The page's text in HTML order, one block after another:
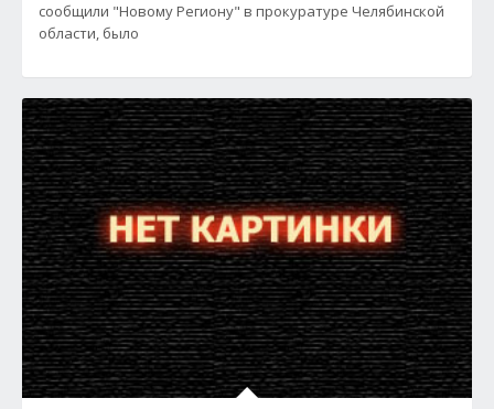
сообщили "Новому Региону" в прокуратуре Челябинской
области, было